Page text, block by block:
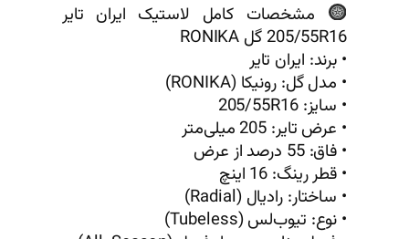
مشخصات کامل لاستیک ایران تایر
205/55R16 گل RONIKA
• برند: ایران تایر
• مدل گل: رونیکا (RONIKA)
• سایز: 205/55R16
• عرض تایر: 205 میلی‌متر
• فاق: 55 درصد از عرض
• قطر رینگ: 16 اینچ
• ساختار: رادیال (Radial)
• نوع: تیوب‌لس (Tubeless)